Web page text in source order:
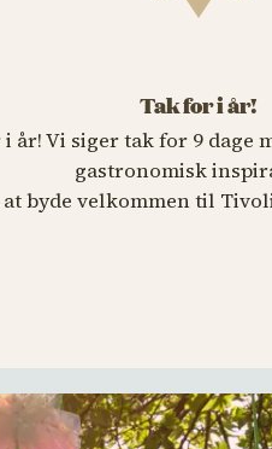
Tak for i år!
år! Vi siger tak for 9 dage
gastronomisk
byde velkommen til